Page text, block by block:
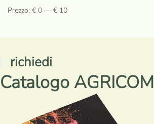
Prezzo
Prezzo
Prezzo: € 0 — € 10
richiedi
Catalogo AGRICOM